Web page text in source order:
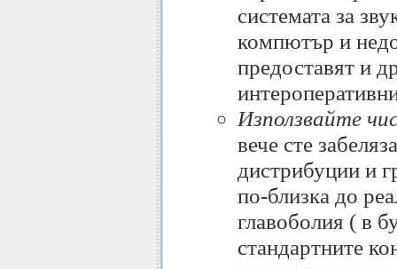
системата за
компютър и
предоставят и
Използвайте
вече сте
дистрибуции и
по-близка до
главоболия ( в
стандартните